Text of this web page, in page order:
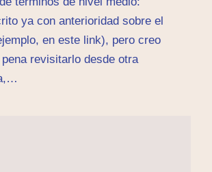
ya con anterioridad sobre el
en este link), pero creo
revisitarlo desde otra